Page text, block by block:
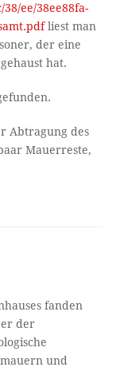
ee/38ee88fa-
liest man
der eine
hat.
Abtragung des
Mauerreste,
fanden
der
und